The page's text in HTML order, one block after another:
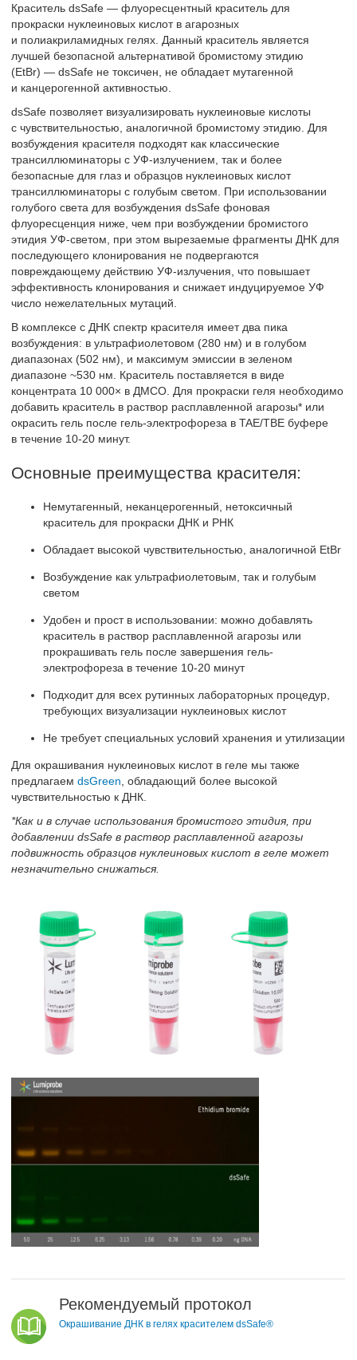
Краситель dsSafe — флуоресцентный краситель для
прокраски нуклеиновых кислот в агарозных
и полиакриламидных гелях. Данный краситель является
лучшей безопасной альтернативой бромистому этидию
(EtBr) — dsSafe не токсичен, не обладает мутагенной
и канцерогенной активностью.
dsSafe позволяет визуализировать нуклеиновые кислоты
с чувствительностью, аналогичной бромистому этидию. Для
возбуждения красителя подходят как классические
трансиллюминаторы с УФ-излучением, так и более
безопасные для глаз и образцов нуклеиновых кислот
трансиллюминаторы с голубым светом. При использовании
голубого света для возбуждения dsSafe фоновая
флуоресценция ниже, чем при возбуждении бромистого
этидия УФ-светом, при этом вырезаемые фрагменты ДНК для
последующего клонирования не подвергаются
повреждающему действию УФ-излучения, что повышает
эффективность клонирования и снижает индуцируемое УФ
число нежелательных мутаций.
В комплексе с ДНК спектр красителя имеет два пика
возбуждения: в ультрафиолетовом (280 нм) и в голубом
диапазонах (502 нм), и максимум эмиссии в зеленом
диапазоне ~530 нм. Краситель поставляется в виде
концентрата 10 000× в ДМСО. Для прокраски геля необходимо
добавить краситель в раствор расплавленной агарозы* или
окрасить гель после гель-электрофореза в TAE/TBE буфере
в течение 10-20 минут.
Основные преимущества красителя:
Немутагенный, неканцерогенный, нетоксичный
краситель для прокраски ДНК и РНК
Обладает высокой чувствительностью, аналогичной EtBr
Возбуждение как ультрафиолетовым, так и голубым
светом
Удобен и прост в использовании: можно добавлять
краситель в раствор расплавленной агарозы или
прокрашивать гель после завершения гель-
электрофореза в течение 10-20 минут
Подходит для всех рутинных лабораторных процедур,
требующих визуализации нуклеиновых кислот
Не требует специальных условий хранения и утилизации
Для окрашивания нуклеиновых кислот в геле мы также
предлагаем dsGreen , обладающий более высокой
чувствительностью к ДНК.
*Как и в случае использования бромистого этидия, при
добавлении dsSafe в раствор расплавленной агарозы
подвижность образцов нуклеиновых кислот в геле может
незначительно снижаться.
Рекомендуемый протокол
Окрашивание ДНК в гелях красителем dsSafe®